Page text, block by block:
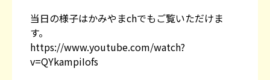
当日の様子はかみやまchでもご覧いただけま
す。
https://www.youtube.com/watch?
v=QYkampiIofs